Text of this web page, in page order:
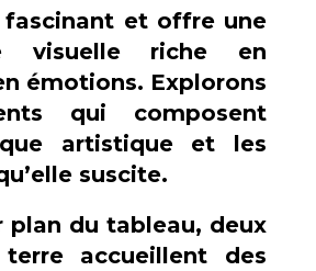
fascinant et offre une
visuelle riche en
émotions. Explorons
qui composent
artistique et les
suscite.
plan du tableau, deux
accueillent des